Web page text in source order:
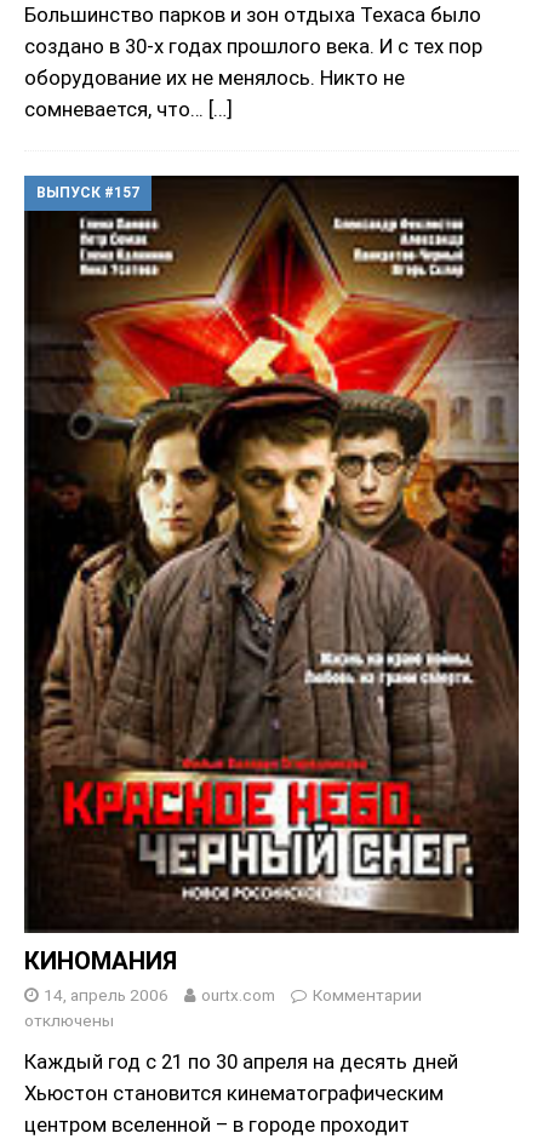
Большинство парков и зон отдыха Техаса было
создано в 30-х годах прошлого века. И с тех пор
оборудование их не менялось. Никто не
сомневается, что… […]
ВЫПУСК #157
КИНОМАНИЯ
14, апрель 2006 ourtx.com
Комментарии
отключены
Каждый год с 21 по 30 апреля на десять дней
Хьюстон становится кинематографическим
центром вселенной – в городе проходит